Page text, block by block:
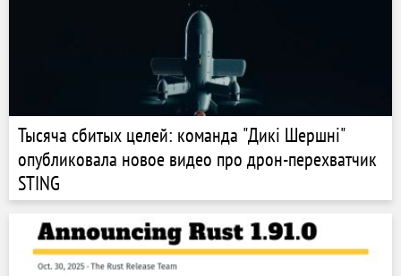
Тысяча сбитых целей: команда "Дикі Шершні"
опубликовала новое видео про дрон-перехватчик
STING